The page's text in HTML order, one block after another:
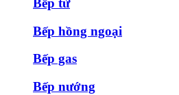
Bếp từ
Bếp hồng ngoại
Bếp gas
Bếp nướng